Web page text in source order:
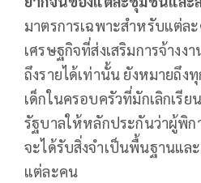
มาตรการเฉพาะสำหรับแต่ล
เศรษฐกิจที่ส่งเสริมการจ้างง
ถึงรายได้เท่านั้น ยังหมายถึง
เด็กในครอบครัวที่มักเลิกเรีย
รัฐบาลให้หลักประกันว่าผู้พิก
จะได้รับสิ่งจำเป็นพื้นฐานแล
แต่ละคน